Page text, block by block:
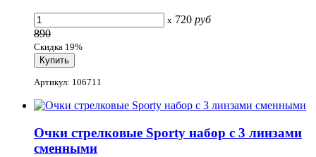
x 720 руб
890
Скидка 19%
Артикул: 106711
Очки стрелковые Sporty набор с 3 линзами
сменными